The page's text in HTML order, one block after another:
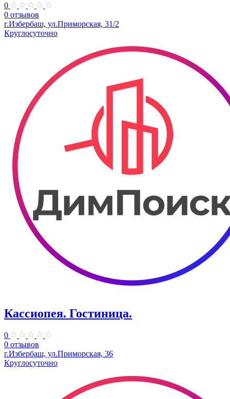
0
0 отзывов
г.Избербаш, ул.Приморская, 31/2
Круглосуточно
Кассиопея. Гостиница.
0
0 отзывов
г.Избербаш, ул.Приморская, 36
Круглосуточно